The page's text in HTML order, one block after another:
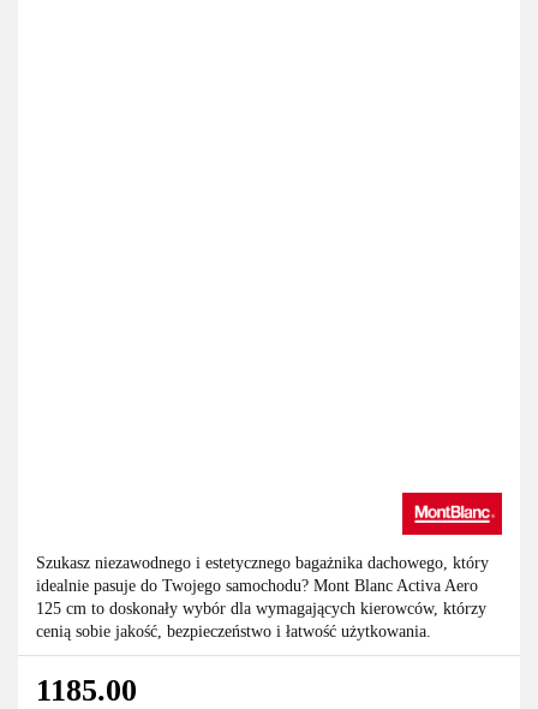
Szukasz niezawodnego i estetycznego bagażnika dachowego, który
idealnie pasuje do Twojego samochodu? Mont Blanc Activa Aero
125 cm to doskonały wybór dla wymagających kierowców, którzy
cenią sobie jakość, bezpieczeństwo i łatwość użytkowania.
1185.00